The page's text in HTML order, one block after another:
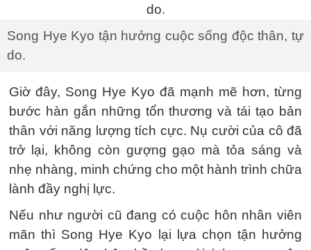
Song Hye Kyo tận hưởng cuộc sống độc thân, tự
do.
Giờ đây, Song Hye Kyo đã mạnh mẽ hơn, từng
bước hàn gắn những tổn thương và tái tạo bản
thân với năng lượng tích cực. Nụ cười của cô đã
trở lại, không còn gượng gạo mà tỏa sáng và
nhẹ nhàng, minh chứng cho một hành trình chữa
lành đầy nghị lực.
Nếu như người cũ đang có cuộc hôn nhân viên
mãn thì Song Hye Kyo lại lựa chọn tận hưởng